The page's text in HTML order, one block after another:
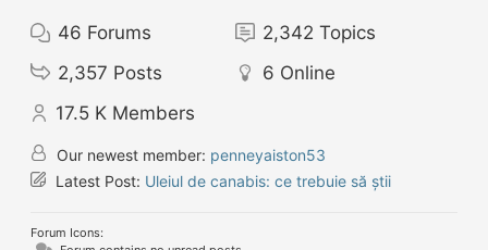
46 Forums 2,342 Topics
2,357 Posts 6 Online
17.5 K Members
Our newest member: penneyaiston53
Latest Post: Uleiul de canabis: ce trebuie să știi
Forum Icons: